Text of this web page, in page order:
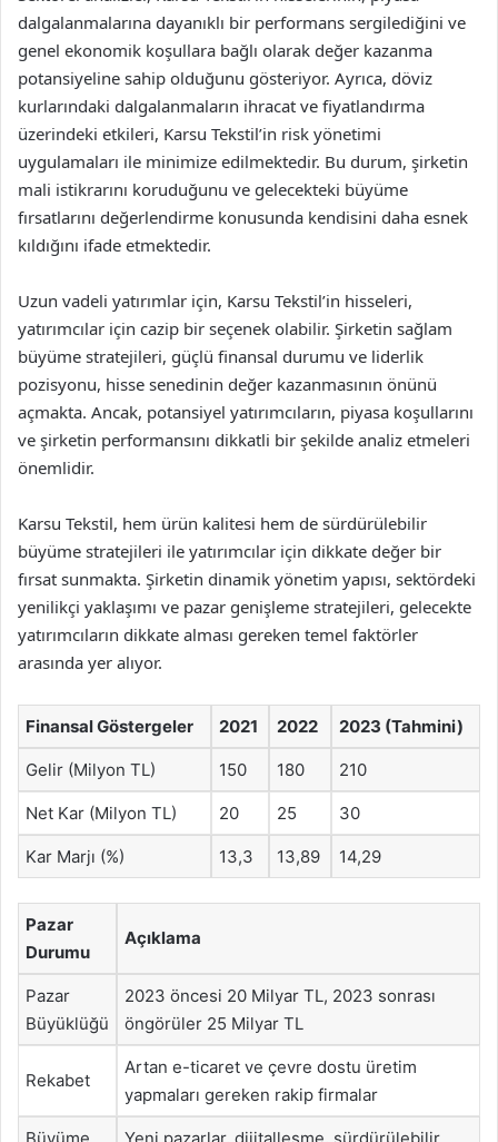
dalgalanmalarına dayanıklı bir performans sergilediğini ve
genel ekonomik koşullara bağlı olarak değer kazanma
potansiyeline sahip olduğunu gösteriyor. Ayrıca, döviz
kurlarındaki dalgalanmaların ihracat ve fiyatlandırma
üzerindeki etkileri, Karsu Tekstil’in risk yönetimi
uygulamaları ile minimize edilmektedir. Bu durum, şirketin
mali istikrarını koruduğunu ve gelecekteki büyüme
fırsatlarını değerlendirme konusunda kendisini daha esnek
kıldığını ifade etmektedir.
Uzun vadeli yatırımlar için, Karsu Tekstil’in hisseleri,
yatırımcılar için cazip bir seçenek olabilir. Şirketin sağlam
büyüme stratejileri, güçlü finansal durumu ve liderlik
pozisyonu, hisse senedinin değer kazanmasının önünü
açmakta. Ancak, potansiyel yatırımcıların, piyasa koşullarını
ve şirketin performansını dikkatli bir şekilde analiz etmeleri
önemlidir.
Karsu Tekstil, hem ürün kalitesi hem de sürdürülebilir
büyüme stratejileri ile yatırımcılar için dikkate değer bir
fırsat sunmakta. Şirketin dinamik yönetim yapısı, sektördeki
yenilikçi yaklaşımı ve pazar genişleme stratejileri, gelecekte
yatırımcıların dikkate alması gereken temel faktörler
arasında yer alıyor.
Finansal Göstergeler 2021 2022 2023 (Tahmini)
Gelir (Milyon TL) 150 180 210
Net Kar (Milyon TL) 20 25 30
Kar Marjı (%) 13,3 13,89 14,29
Pazar
Durumu
Açıklama
Pazar
Büyüklüğü
2023 öncesi 20 Milyar TL, 2023 sonrası
öngörüler 25 Milyar TL
Rekabet
Artan e-ticaret ve çevre dostu üretim
yapmaları gereken rakip firmalar